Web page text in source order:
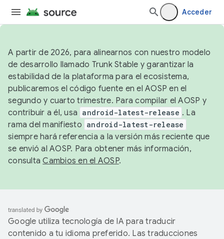
Acceder
A partir de 2026, para alinearnos con nuestro modelo
de desarrollo llamado Trunk Stable y garantizar la
estabilidad de la plataforma para el ecosistema,
publicaremos el código fuente en el AOSP en el
segundo y cuarto trimestre. Para compilar el AOSP y
contribuir a él, usa android-latest-release . La
rama del manifiesto android-latest-release
siempre hará referencia a la versión más reciente que
se envió al AOSP. Para obtener más información,
consultaCambios en el AOSP.
Google utiliza tecnología de IA para traducir
contenido a tu idioma preferido. Las traducciones